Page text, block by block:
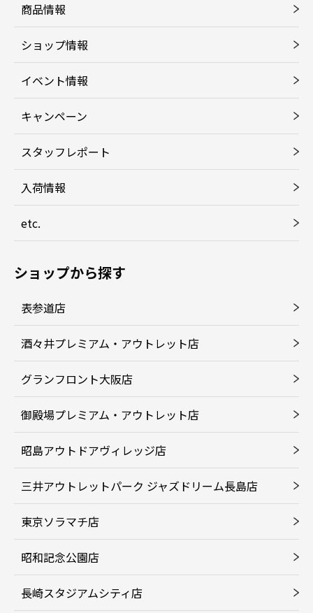
商品情報
ショップ情報
イベント情報
キャンペーン
スタッフレポート
入荷情報
etc.
ショップから探す
表参道店
酒々井プレミアム・アウトレット店
グランフロント大阪店
御殿場プレミアム・アウトレット店
昭島アウトドアヴィレッジ店
三井アウトレットパーク ジャズドリーム長島店
東京ソラマチ店
昭和記念公園店
長崎スタジアムシティ店